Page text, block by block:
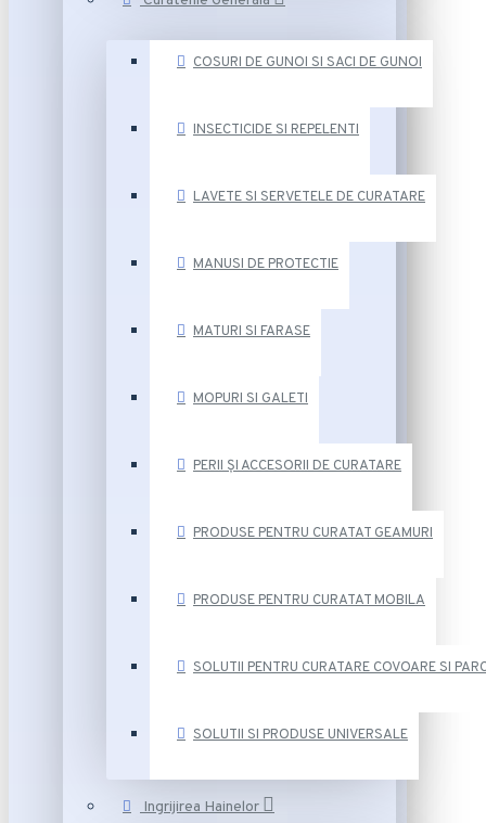
COSURI DE GUNOI SI SACI DE GUNOI
INSECTICIDE SI REPELENTI
LAVETE SI SERVETELE DE CURATARE
MANUSI DE PROTECTIE
MATURI SI FARASE
MOPURI SI GALETI
PERII ȘI ACCESORII DE CURATARE
PRODUSE PENTRU CURATAT GEAMURI
PRODUSE PENTRU CURATAT MOBILA
SOLUTII PENTRU CURATARE COVOARE SI
SOLUTII SI PRODUSE UNIVERSALE
Ingrijirea Hainelor